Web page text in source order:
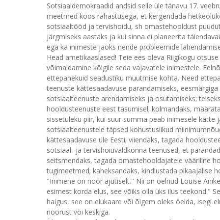
Sotsiaaldemokraadid andsid selle üle tänavu 17.
meetmed koos rahastusega, et kergendada
sotsiaaltööd ja tervishoidu, sh omastehooldust
järgmiseks aastaks ja kui sinna ei planeerita
ega ka inimeste jaoks nende probleemide
Head ametikaaslased! Teie ees oleva Riigikogu
võimaldamine kõigile seda vajavatele inimestele.
ettepanekuid seadustiku muutmise kohta. Need
teenuste kättesaadavuse parandamiseks,
sotsiaalteenuste arendamiseks ja osutamiseks;
hooldusteenuste eest tasumisel; kolmandaks,
sissetuleku piir, kui suur summa peab inimesele
sotsiaalteenustele täpsed kohustuslikud
kättesaadavuse üle Eesti; viiendaks, tagada
sotsiaal- ja tervishoiuvaldkonna teenused, et
seitsmendaks, tagada omastehooldajatele vääriline
tugimeetmed; kaheksandaks, kindlustada pikaajalise
"Inimene on noor ajutiselt." Nii on öelnud Louise
esimest korda elus, see võiks olla üks ilus teekond."
haigus, see on elukaare või õigem oleks öelda, isegi
noorust või keskiga.